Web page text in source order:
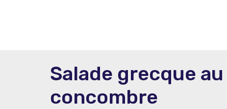
Salade grecque
concombre